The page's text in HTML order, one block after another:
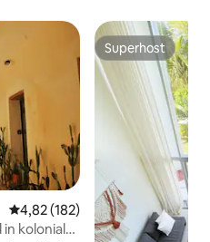
Gemiddelde beoordeling van
4,82 (182)
in koloniale
Superhost
Superhost